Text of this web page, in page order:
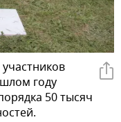
году
50 тысяч